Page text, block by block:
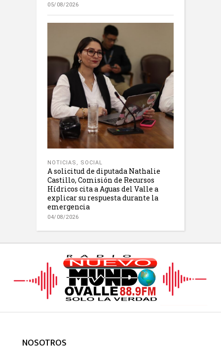
05/08/2026
NOTICIAS , SOCIAL
A solicitud de diputada Nathalie
Castillo, Comisión de Recursos
Hídricos cita a Aguas del Valle a
explicar su respuesta durante la
emergencia
04/08/2026
NOSOTROS